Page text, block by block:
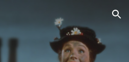
Skip to navigation